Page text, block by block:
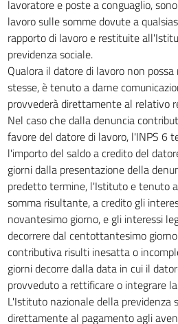
lavoratore e poste a conguaglio,
lavoro sulle somme dovute a
rapporto di lavoro e restituite
previdenza sociale.
Qualora il datore di lavoro non
stesse, è tenuto a darne
provvederà direttamente al relativo
Nel caso che dalla denuncia
favore del datore di lavoro, l'INPS 6
l'importo del saldo a credito del
giorni dalla presentazione della
predetto termine, l'Istituto e tenuto
somma risultante, a credito gli
novantesimo giorno, e gli interessi
decorrere dal centottantesimo
contributiva risulti inesatta o
giorni decorre dalla data in cui il
provveduto a rettificare o integrare
L'Istituto nazionale della previdenza
direttamente al pagamento agli